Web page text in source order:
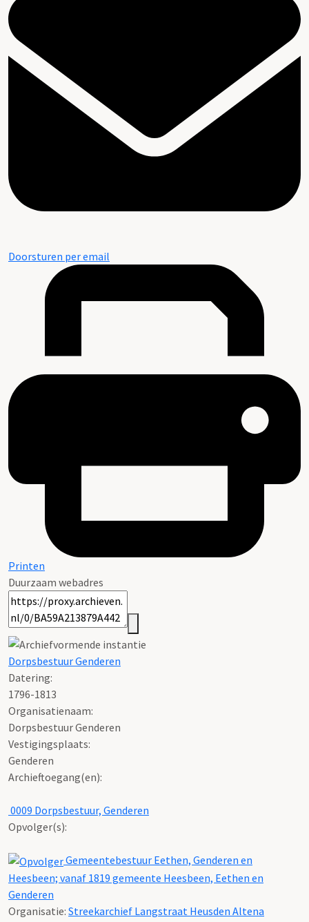
Doorsturen per email
Printen
Duurzaam webadres
Dorpsbestuur Genderen
Datering:
1796-1813
Organisatienaam:
Dorpsbestuur Genderen
Vestigingsplaats:
Genderen
Archieftoegang(en):
0009 Dorpsbestuur, Genderen
Opvolger(s):
Gemeentebestuur Eethen, Genderen en
Heesbeen; vanaf 1819 gemeente Heesbeen, Eethen en
Genderen
Organisatie: Streekarchief Langstraat Heusden Altena